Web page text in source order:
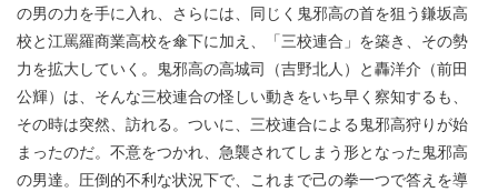
の男の力を手に入れ、さらには、同じく鬼邪高の首を狙う鎌坂高
校と江罵羅商業高校を傘下に加え、「三校連合」を築き、その勢
力を拡大していく。鬼邪高の高城司（吉野北人）と轟洋介（前田
公輝）は、そんな三校連合の怪しい動きをいち早く察知するも、
その時は突然、訪れる。ついに、三校連合による鬼邪高狩りが始
まったのだ。不意をつかれ、急襲されてしまう形となった鬼邪高
の男達。圧倒的不利な状況下で、これまで己の拳一つで答えを導